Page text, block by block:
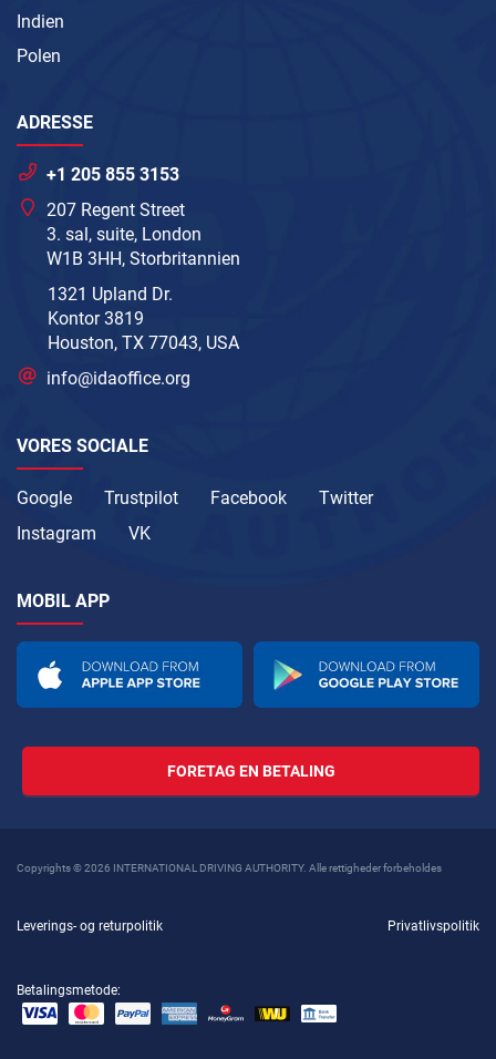
Indien
Polen
ADRESSE
+1 205 855 3153
207 Regent Street
3. sal, suite, London
W1B 3HH, Storbritannien
1321 Upland Dr.
Kontor 3819
Houston, TX 77043, USA
info@idaoffice.org
VORES SOCIALE
Google Trustpilot Facebook
Twitter
Instagram
VK
MOBIL APP
FORETAG EN BETALING
Copyrights © 2026 INTERNATIONAL DRIVING AUTHORITY. Alle rettigheder forbeholdes
Leverings- og returpolitik Privatlivspolitik
Betalingsmetode: